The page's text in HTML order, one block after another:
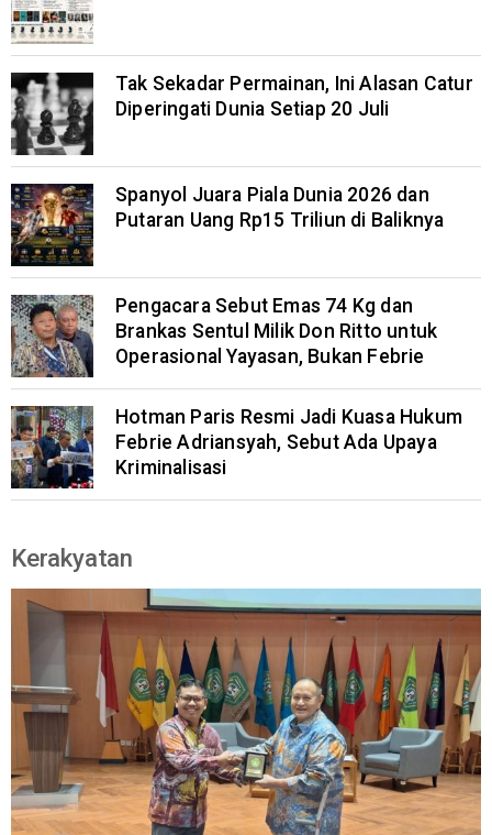
Tak Sekadar Permainan, Ini Alasan Catur
Diperingati Dunia Setiap 20 Juli
Spanyol Juara Piala Dunia 2026 dan
Putaran Uang Rp15 Triliun di Baliknya
Pengacara Sebut Emas 74 Kg dan
Brankas Sentul Milik Don Ritto untuk
Operasional Yayasan, Bukan Febrie
Hotman Paris Resmi Jadi Kuasa Hukum
Febrie Adriansyah, Sebut Ada Upaya
Kriminalisasi
Kerakyatan